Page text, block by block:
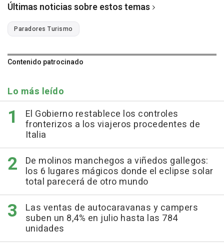
Últimas noticias sobre estos temas
Paradores Turismo
Contenido patrocinado
Lo más leído
El Gobierno restablece los controles
fronterizos a los viajeros procedentes de
Italia
De molinos manchegos a viñedos gallegos:
los 6 lugares mágicos donde el eclipse solar
total parecerá de otro mundo
Las ventas de autocaravanas y campers
suben un 8,4% en julio hasta las 784
unidades